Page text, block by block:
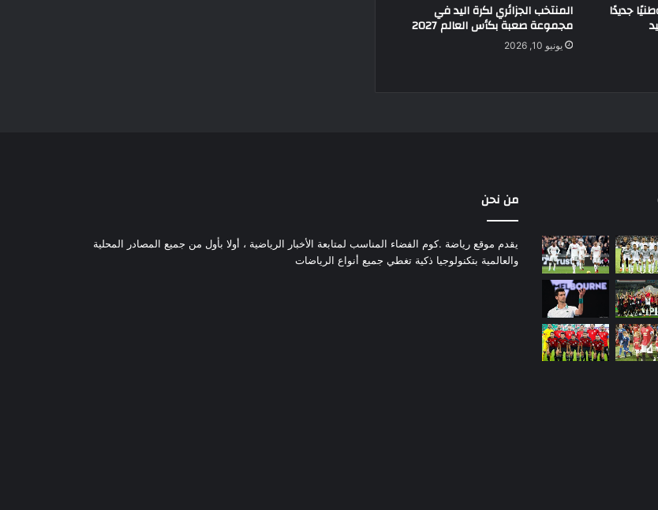
جديدًا المنتخب الجزائري لكرة اليد في
مجموعة صعبة بكأس العالم 2027
يونيو 10, 2026
من نحن
يقدم موقع رياضة .كوم الفضاء المناسب لمتابعة الأخبار الرياضية ، أولا بأول من جميع المصادر المحلية
والعالمية بتكنولوجيا ذكية تغطي جميع أنواع الرياضات